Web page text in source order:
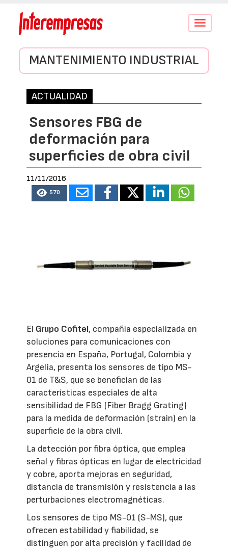
Conmutar
MANTENIMIENTO INDUSTRIAL
ACTUALIDAD
Sensores FBG de
deformación para
superficies de obra civil
11/11/2016
570
El Grupo Cofitel, compañía especializada en
soluciones para comunicaciones con
presencia en España, Portugal, Colombia y
Argelia, presenta los sensores de tipo MS-
01 de T&S, que se benefician de las
características especiales de alta
sensibilidad de FBG (Fiber Bragg Grating)
para la medida de deformación (strain) en la
superficie de la obra civil.
La detección por fibra óptica, que emplea
señal y fibras ópticas en lugar de electricidad
y cobre, aporta mejoras en seguridad,
distancia de transmisión y resistencia a las
perturbaciones electromagnéticas.
Los sensores de tipo MS-01 (S-MS), que
ofrecen estabilidad y fiabilidad, se
distinguen por alta precisión y facilidad de